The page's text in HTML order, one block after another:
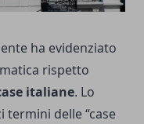
ha evidenziato
rispetto
italiane. Lo
termini delle “case